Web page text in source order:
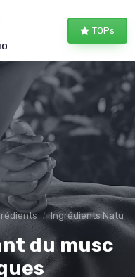
TOPs
Ingrédients
du musc